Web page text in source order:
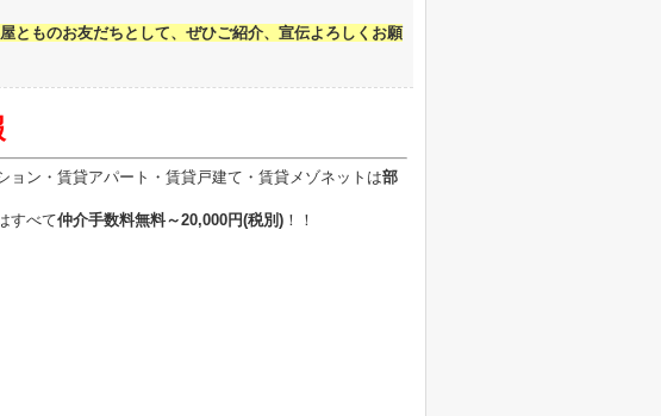
とものお友だちとして、ぜひご紹介、宣伝よろしくお願
ョン・賃貸アパート・賃貸戸建て・賃貸メゾネットは部
すべて仲介手数料無料～20,000円(税別) ！！